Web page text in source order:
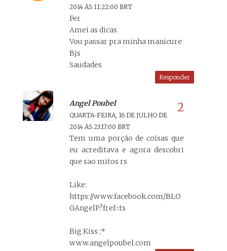
2014 ÀS 11:22:00 BRT
Fer
Amei as dicas
Vou passar pra minha manicure
Bjs
Saudades
Responder
Angel Poubel
QUARTA-FEIRA, 16 DE JULHO DE
2014 ÀS 23:17:00 BRT
Tem uma porção de coisas que
eu acreditava e agora descobri
que sao mitos rs
Like:
https://www.facebook.com/BLO
GAngelP?fref=ts
Big Kiss ;*
www.angelpoubel.com